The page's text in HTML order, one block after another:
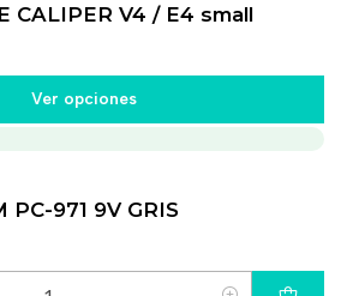
CALIPER V4 / E4 small
Ver opciones
PC-971 9V GRIS